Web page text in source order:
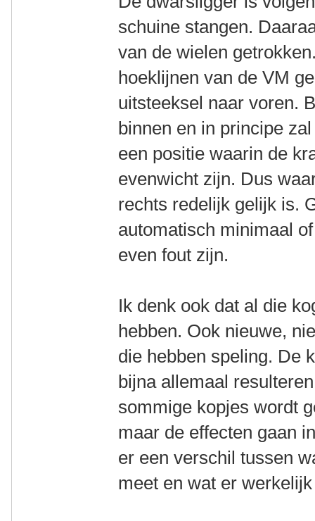
schuine stangen.
van de wielen
hoeklijnen van de VM
uitsteeksel naar voren.
binnen en in principe
een positie waarin de
evenwicht zijn. Dus
rechts redelijk gelijk is.
automatisch minimaal
even fout zijn.
Ik denk ook dat al die
hebben. Ook nieuwe,
die hebben speling. De
bijna allemaal
sommige kopjes wordt
maar de effecten gaan
er een verschil tussen
meet en wat er